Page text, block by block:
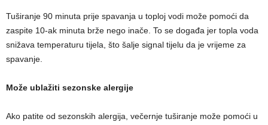
Tuširanje 90 minuta prije spavanja u toploj vodi može pomoći da
zaspite 10-ak minuta brže nego inače. To se događa jer topla voda
snižava temperaturu tijela, što šalje signal tijelu da je vrijeme za
spavanje.
Može ublažiti sezonske alergije
Ako patite od sezonskih alergija, večernje tuširanje može pomoći u